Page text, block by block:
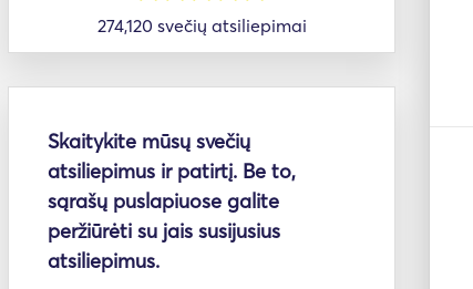
274,120 svečių atsiliepimai
Skaitykite mūsų svečių
atsiliepimus ir patirtį. Be to,
sąrašų puslapiuose galite
peržiūrėti su jais susijusius
atsiliepimus.